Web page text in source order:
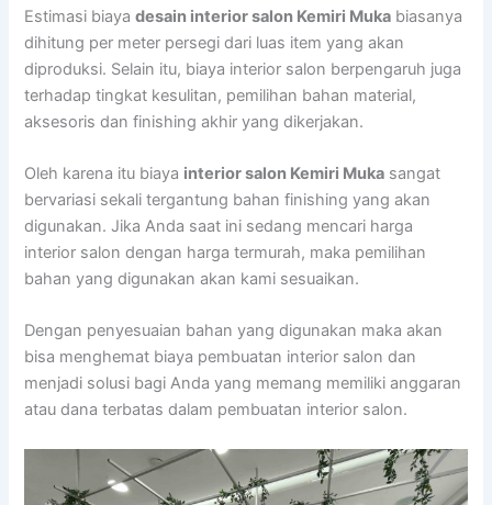
Estimasi biayadesain interior salon Kemiri Muka biasanya
dihitung per meter persegi dari luas item yang akan
diproduksi. Selain itu, biaya interior salon berpengaruh juga
terhadap tingkat kesulitan, pemilihan bahan material,
aksesoris dan finishing akhir yang dikerjakan.
Oleh karena itu biaya interior salon Kemiri Muka sangat
bervariasi sekali tergantung bahan finishing yang akan
digunakan. Jika Anda saat ini sedang mencari harga
interior salon dengan harga termurah, maka pemilihan
bahan yang digunakan akan kami sesuaikan.
Dengan penyesuaian bahan yang digunakan maka akan
bisa menghemat biaya pembuatan interior salon dan
menjadi solusi bagi Anda yang memang memiliki anggaran
atau dana terbatas dalam pembuatan interior salon.